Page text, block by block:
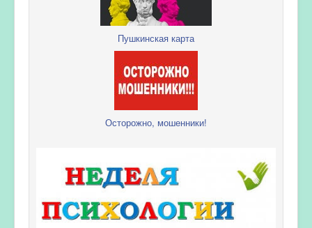
Пушкинская карта
Осторожно, мошенники!